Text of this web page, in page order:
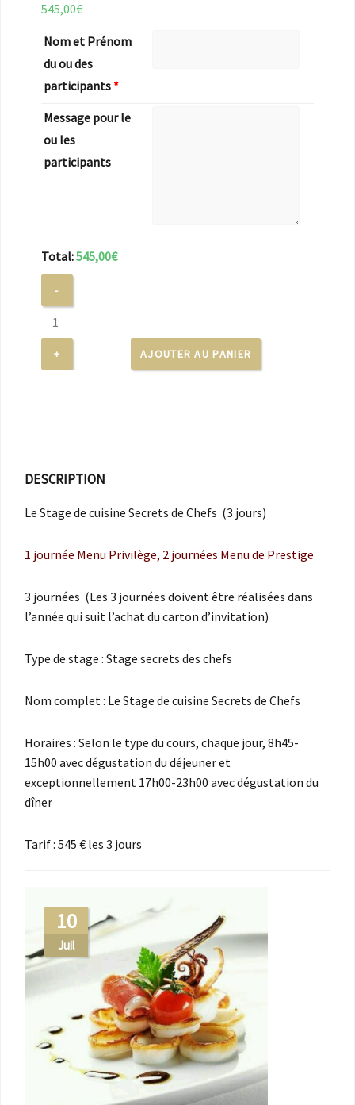
545,00€
Nom et Prénom
du ou des
participants *
Message pour le
ou les
participants
Total:545,00€
AJOUTER AU PANIER
DESCRIPTION
Le Stage de cuisine Secrets de Chefs (3 jours)
1 journée Menu Privilège, 2 journées Menu de Prestige
3 journées (Les 3 journées doivent être réalisées dans
l’année qui suit l’achat du carton d’invitation)
Type de stage : Stage secrets des chefs
Nom complet : Le Stage de cuisine Secrets de Chefs
Horaires : Selon le type du cours, chaque jour, 8h45-
15h00 avec dégustation du déjeuner et
exceptionnellement 17h00-23h00 avec dégustation du
dîner
Tarif : 545 € les 3 jours
10
Juil